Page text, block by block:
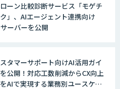
ーン比較診断サービス「モゲチ
」、AIエージェント連携向け
ーバーを公開
スタマーサポート向けAI活用ガイ
公開！対応工数削減からCX向上
AIで実現する業務別ユースケー